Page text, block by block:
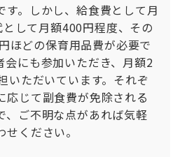
す。しかし、給食費として月
して月額400円程度、その
ほどの保育用品費が必要で
会にも参加いただき、月額2
いただいています。それぞ
応じて副食費が免除される
、ご不明な点があれば気軽
ください。